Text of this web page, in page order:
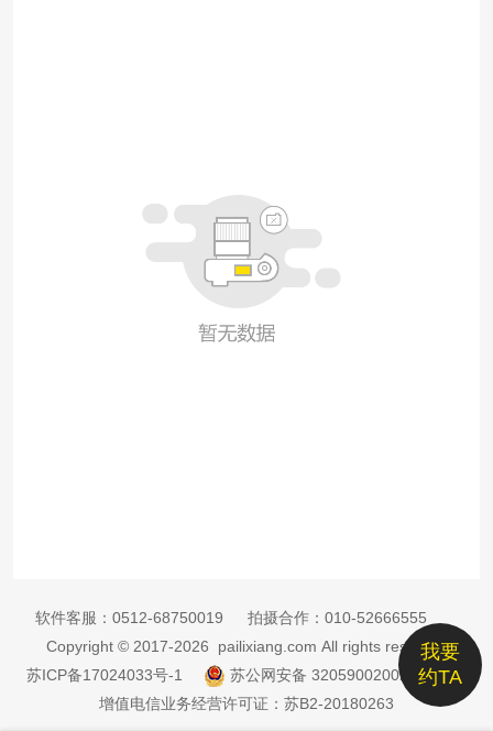
我要
约TA
软件客服： 0512-68750019 拍摄合作： 010-52666555
Copyright © 2017-2026 pailixiang.com All rights reserved
苏ICP备17024033号-1
苏公网安备 32059002002885号
增值电信业务经营许可证：苏B2-20180263